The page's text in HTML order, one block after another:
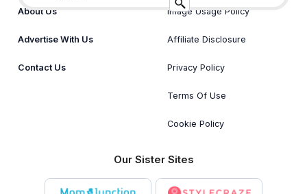
About Us
Advertise With Us
Contact Us
Image Usage Policy
Affiliate Disclosure
Privacy Policy
Terms Of Use
Cookie Policy
Our Sister Sites